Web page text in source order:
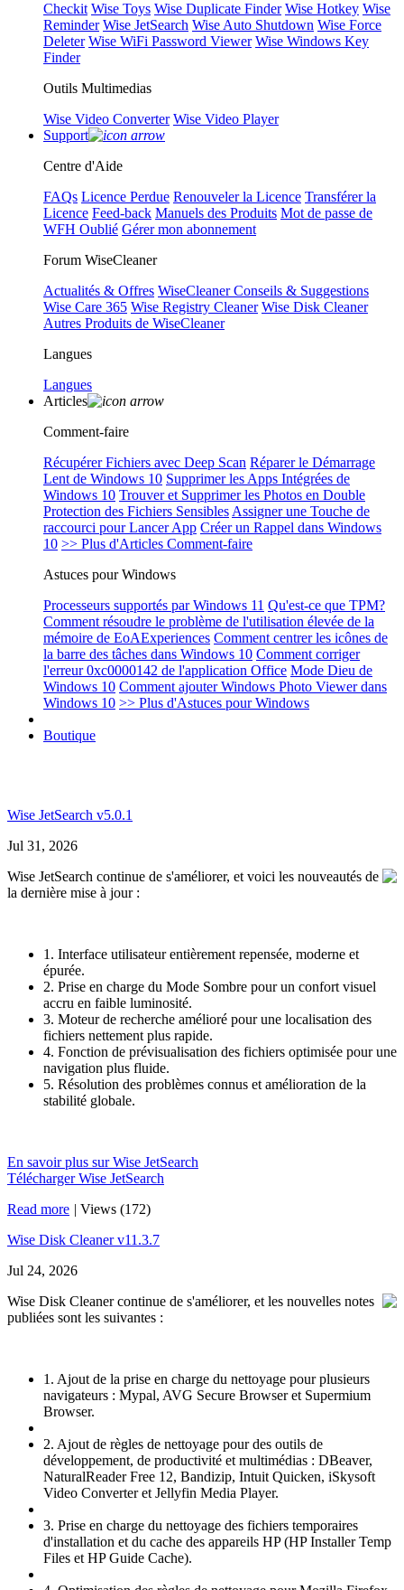
Checkit Wise Toys Wise Duplicate Finder Wise Hotkey Wise
Reminder Wise JetSearch Wise Auto Shutdown Wise Force
Deleter Wise WiFi Password Viewer Wise Windows Key
Finder
Outils Multimedias
Wise Video Converter Wise Video Player
Support
Centre d'Aide
FAQs Licence Perdue Renouveler la Licence Transférer la
Licence Feed-back Manuels des Produits Mot de passe de
WFH Oublié Gérer mon abonnement
Forum WiseCleaner
Actualités & Offres WiseCleaner Conseils & Suggestions
Wise Care 365 Wise Registry Cleaner Wise Disk Cleaner
Autres Produits de WiseCleaner
Langues
Langues
Articles
Comment-faire
Récupérer Fichiers avec Deep Scan Réparer le Démarrage
Lent de Windows 10 Supprimer les Apps Intégrées de
Windows 10 Trouver et Supprimer les Photos en Double
Protection des Fichiers Sensibles Assigner une Touche de
raccourci pour Lancer App Créer un Rappel dans Windows
10 >> Plus d'Articles Comment-faire
Astuces pour Windows
Processeurs supportés par Windows 11 Qu'est-ce que TPM?
Comment résoudre le problème de l'utilisation élevée de la
mémoire de EoAExperiences Comment centrer les icônes de
la barre des tâches dans Windows 10 Comment corriger
l'erreur 0xc0000142 de l'application Office Mode Dieu de
Windows 10 Comment ajouter Windows Photo Viewer dans
Windows 10 >> Plus d'Astuces pour Windows
Boutique
Wise JetSearch v5.0.1
Jul 31, 2026
Wise JetSearch continue de s'améliorer, et voici les nouveautés de
la dernière mise à jour :
1. Interface utilisateur entièrement repensée, moderne et
épurée.
2. Prise en charge du Mode Sombre pour un confort visuel
accru en faible luminosité.
3. Moteur de recherche amélioré pour une localisation des
fichiers nettement plus rapide.
4. Fonction de prévisualisation des fichiers optimisée pour une
navigation plus fluide.
5. Résolution des problèmes connus et amélioration de la
stabilité globale.
En savoir plus sur Wise JetSearch
Télécharger Wise JetSearch
Read more | Views (172)
Wise Disk Cleaner v11.3.7
Jul 24, 2026
Wise Disk Cleaner continue de s'améliorer, et les nouvelles notes
publiées sont les suivantes :
1. Ajout de la prise en charge du nettoyage pour plusieurs
navigateurs : Mypal, AVG Secure Browser et Supermium
Browser.
2. Ajout de règles de nettoyage pour des outils de
développement, de productivité et multimédias : DBeaver,
NaturalReader Free 12, Bandizip, Intuit Quicken, iSkysoft
Video Converter et Jellyfin Media Player.
3. Prise en charge du nettoyage des fichiers temporaires
d'installation et du cache des appareils HP (HP Installer Temp
Files et HP Guide Cache).